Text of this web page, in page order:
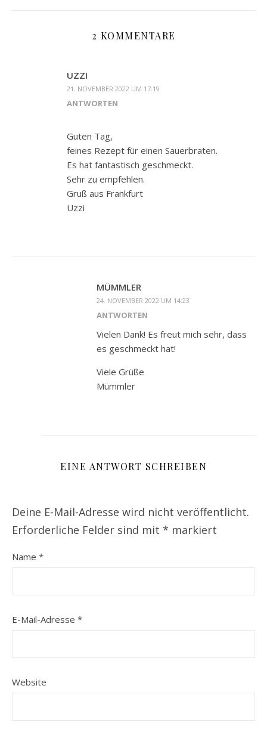
2 KOMMENTARE
UZZI
21. NOVEMBER 2022 UM 17:19
ANTWORTEN
Guten Tag,
feines Rezept für einen Sauerbraten.
Es hat fantastisch geschmeckt.
Sehr zu empfehlen.
Gruß aus Frankfurt
Uzzi
MÜMMLER
24. NOVEMBER 2022 UM 14:23
ANTWORTEN
Vielen Dank! Es freut mich sehr, dass
es geschmeckt hat!
Viele Grüße
Mümmler
EINE ANTWORT SCHREIBEN
Deine E-Mail-Adresse wird nicht veröffentlicht.
Erforderliche Felder sind mit * markiert
Name *
E-Mail-Adresse *
Website